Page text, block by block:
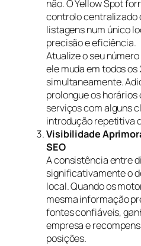
não. O Yellow Spot
controlo centralizado
listagens num único
precisão e eficiência.
Atualize o seu
ele muda em todos
simultaneamente.
prolongue os horários
serviços com alguns
introdução repetitiva
Visibilidade
SEO
A consistência entre
significativamente o
local. Quando os
mesma informação
fontes confiáveis,
empresa e
posições.